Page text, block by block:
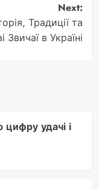
Next:
Традиції та
Звичаї в Україні
удачі і